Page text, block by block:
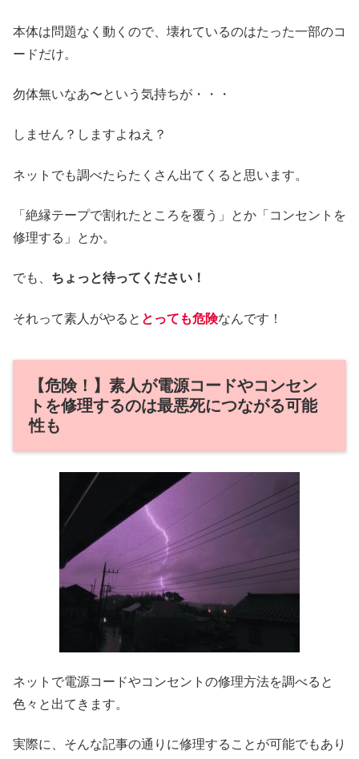
本体は問題なく動くので、壊れているのはたった一部のコ
ードだけ。
勿体無いなあ〜という気持ちが・・・
しません？しますよねえ？
ネットでも調べたらたくさん出てくると思います。
「絶縁テープで割れたところを覆う」とか「コンセントを
修理する」とか。
でも、 ちょっと待ってください！
それって素人がやると とっても危険なんです！
【危険！】素人が電源コードやコンセン
トを修理するのは最悪死につながる可能
性も
ネットで電源コードやコンセントの修理方法を調べると
色々と出てきます。
実際に、そんな記事の通りに修理することが可能でもあり